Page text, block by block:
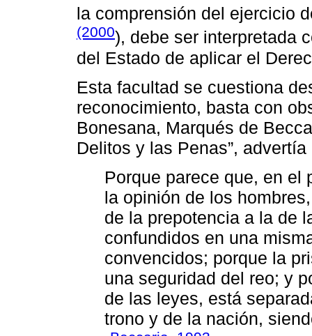
la comprensión del ejercicio
(2000), debe ser interpretada
del Estado de aplicar el
Esta facultad se cuestiona
reconocimiento, basta con
Bonesana, Marqués de
Delitos y las Penas”,
Porque parece que, en el
la opinión de los
de la prepotencia a la de
confundidos en una
convencidos; porque la
una seguridad del reo; y
de las leyes, está
trono y de la nación,